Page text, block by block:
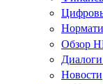
Обзор
Новости